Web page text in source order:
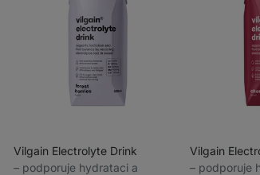
Vilgain Electrolyte Drink
⁠–⁠ podporuje hydrataci a
Vilgain
⁠–⁠ podporuje